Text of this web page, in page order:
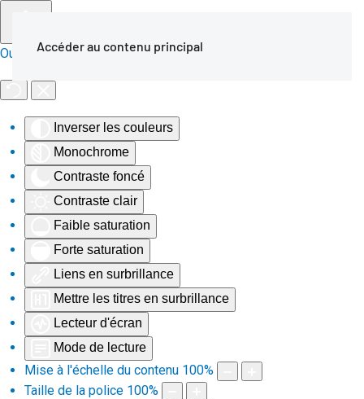
Outils d'accessibilité
Inverser les couleurs
Monochrome
Contraste foncé
Contraste clair
Faible saturation
Forte saturation
Liens en surbrillance
Mettre les titres en surbrillance
Lecteur d'écran
Mode de lecture
Mise à l'échelle du contenu 100%
Taille de la police 100%
Accéder au contenu principal